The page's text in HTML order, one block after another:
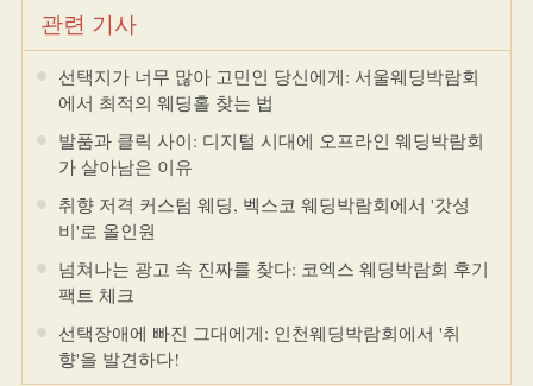
관련 기사
선택지가 너무 많아 고민인 당신에게: 서울웨딩박람회
에서 최적의 웨딩홀 찾는 법
발품과 클릭 사이: 디지털 시대에 오프라인 웨딩박람회
가 살아남은 이유
취향 저격 커스텀 웨딩, 벡스코 웨딩박람회에서 '갓성
비'로 올인원
넘쳐나는 광고 속 진짜를 찾다: 코엑스 웨딩박람회 후기
팩트 체크
선택장애에 빠진 그대에게: 인천웨딩박람회에서 '취
향'을 발견하다!